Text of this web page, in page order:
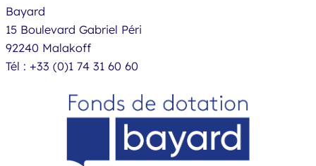
Bayard
15 Boulevard Gabriel Péri
92240 Malakoff
Tél : +33 (0)1 74 31 60 60